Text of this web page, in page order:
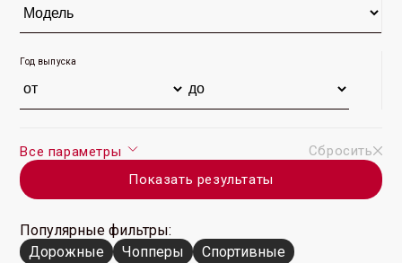
Год выпуска
Все параметры
Сбросить
Показать результаты
Популярные фильтры:
Дорожные
Чопперы
Спортивные